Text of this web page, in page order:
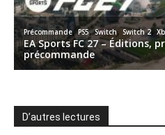
D’autres lectures